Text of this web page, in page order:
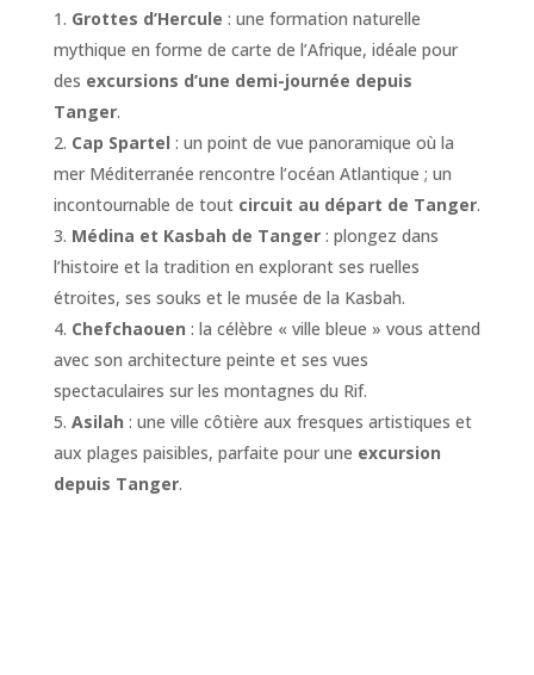
Grottes d’Hercule : une formation naturelle
mythique en forme de carte de l’Afrique, idéale pour
des excursions d’une demi-journée depuis
Tanger.
Cap Spartel : un point de vue panoramique où la
mer Méditerranée rencontre l’océan Atlantique ; un
incontournable de tout circuit au départ de Tanger.
Médina et Kasbah de Tanger: plongez dans
l’histoire et la tradition en explorant ses ruelles
étroites, ses souks et le musée de la Kasbah.
Chefchaouen : la célèbre « ville bleue » vous attend
avec son architecture peinte et ses vues
spectaculaires sur les montagnes du Rif.
Asilah : une ville côtière aux fresques artistiques et
aux plages paisibles, parfaite pour une excursion
depuis Tanger.